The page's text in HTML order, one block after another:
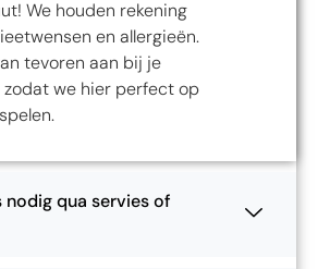
We houden rekening
en allergieën.
tevoren aan bij je
zodat we hier perfect op
nodig qua servies of